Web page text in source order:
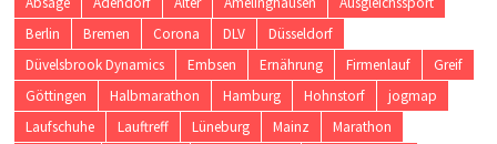
Berlin
Bremen Corona DLV
Düsseldorf
Düvelsbrook Dynamics
Embsen Ernährung Firmenlauf
Greif
Göttingen
Halbmarathon Hamburg Hohnstorf
jogmap
Laufschuhe
Lauftreff Lüneburg Mainz
Marathon